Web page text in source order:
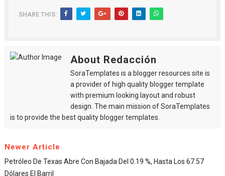
SHARE THIS:
About Redacción
SoraTemplates is a blogger resources site is
a provider of high quality blogger template
with premium looking layout and robust
design. The main mission of SoraTemplates
is to provide the best quality blogger templates.
Newer Article
Petróleo De Texas Abre Con Bajada Del 0.19 %, Hasta Los 67.57
Dólares El Barril